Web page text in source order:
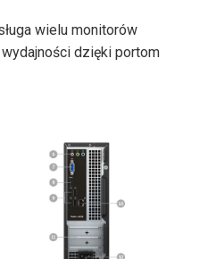
wielu monitorów
dzięki portom